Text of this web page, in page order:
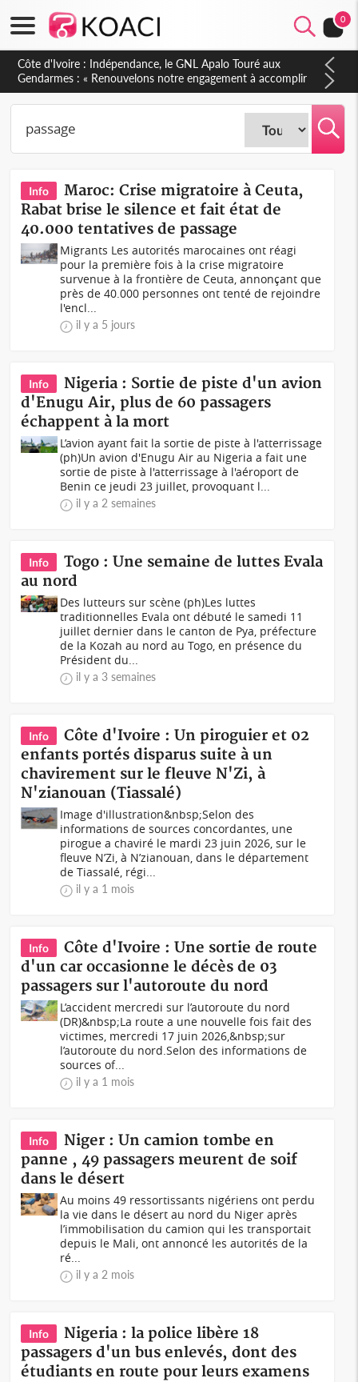
0
Sierra Leone : Un projet de réforme constitutionnelle en
gestation, points clés des amendements, un exclu d'avance
Info
Maroc: Crise migratoire à Ceuta,
Rabat brise le silence et fait état de
40.000 tentatives de passage
Migrants Les autorités marocaines ont réagi
pour la première fois à la crise migratoire
survenue à la frontière de Ceuta, annonçant que
près de 40.000 personnes ont tenté de rejoindre
l'encl...
il y a 5 jours
Info
Nigeria : Sortie de piste d'un avion
d'Enugu Air, plus de 60 passagers
échappent à la mort
L’avion ayant fait la sortie de piste à l'atterrissage
(ph)Un avion d'Enugu Air au Nigeria a fait une
sortie de piste à l'atterrissage à l'aéroport de
Benin ce jeudi 23 juillet, provoquant l...
il y a 2 semaines
Info
Togo : Une semaine de luttes Evala
au nord
Des lutteurs sur scène (ph)Les luttes
traditionnelles Evala ont débuté le samedi 11
juillet dernier dans le canton de Pya, préfecture
de la Kozah au nord au Togo, en présence du
Président du...
il y a 3 semaines
Info
Côte d'Ivoire : Un piroguier et 02
enfants portés disparus suite à un
chavirement sur le fleuve N'Zi, à
N'zianouan (Tiassalé)
Image d'illustration&nbsp;Selon des
informations de sources concordantes, une
pirogue a chaviré le mardi 23 juin 2026, sur le
fleuve N’Zi, à N’zianouan, dans le département
de Tiassalé, régi...
il y a 1 mois
Info
Côte d'Ivoire : Une sortie de route
d'un car occasionne le décès de 03
passagers sur l'autoroute du nord
L’accident mercredi sur l’autoroute du nord
(DR)&nbsp;La route a une nouvelle fois fait des
victimes, mercredi 17 juin 2026,&nbsp;sur
l’autoroute du nord.Selon des informations de
sources of...
il y a 1 mois
Info
Niger : Un camion tombe en
panne , 49 passagers meurent de soif
dans le désert
Au moins 49 ressortissants nigériens ont perdu
la vie dans le désert au nord du Niger après
l’immobilisation du camion qui les transportait
depuis le Mali, ont annoncé les autorités de la
ré...
il y a 2 mois
Info
Nigeria : la police libère 18
passagers d'un bus enlevés, dont des
étudiants en route pour leurs examens